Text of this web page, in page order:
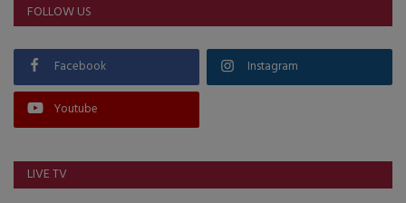
FOLLOW US
Facebook Instagram
Youtube
LIVE TV